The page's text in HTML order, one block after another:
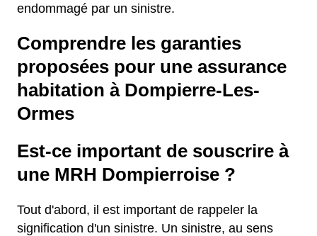
endommagé par un sinistre.
Comprendre les garanties
proposées pour une assurance
habitation à Dompierre-Les-
Ormes
Est-ce important de souscrire à
une MRH Dompierroise ?
Tout d'abord, il est important de rappeler la
signification d'un sinistre. Un sinistre, au sens